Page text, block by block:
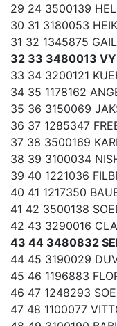
29 24 3500139
30 31 3180053
31 32 1345875
32 33 3480013
33 34 3200121
34 35 1178162
35 36 3150069
36 37 1285347
37 38 3500169
38 39 3100034
39 40 1221036
40 41 1217350
41 42 3500138
42 43 3290016
43 44 3480832
44 45 3190029
45 46 1196883
46 47 1248293
47 48 1100077